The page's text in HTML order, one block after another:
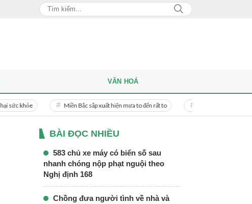
Miền Bắc sắp xuất hiện mưa to đến rất to Danh tính người phụ nữ bị bạn
VĂN HOÁ
BÀI ĐỌC NHIỀU
583 chủ xe máy có biển số sau
nhanh chóng nộp phạt nguội theo
Nghị định 168
Chồng đưa người tình về nhà và